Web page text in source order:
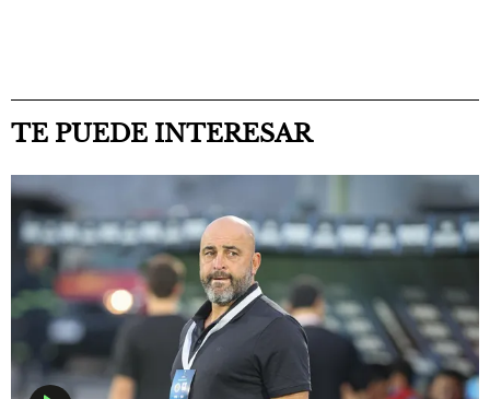
TE PUEDE INTERESAR